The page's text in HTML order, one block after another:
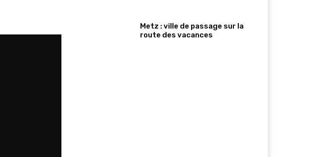
Metz : ville de passage sur la
route des vacances